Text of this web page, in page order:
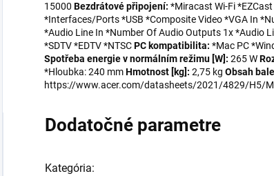
15000 Bezdrátové připojení: *Miracast Wi-Fi *EZCast
*Interfaces/Ports *USB *Composite Video *VGA In
*Audio Line In *Number Of Audio Outputs 1x *Audio
*SDTV *EDTV *NTSCPC kompatibilita: *Mac PC
Spotřeba energie v normálním režimu [W]: 265 W
*Hloubka: 240 mmHmotnost [kg]: 2,75 kg Obsah
https://www.acer.com/datasheets/2021/4829/H5/
Dodatočné parametre
Kategória: